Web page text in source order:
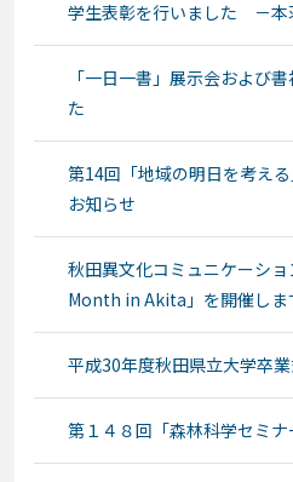
学生表彰を行いました －本
「一日一書」展示会および
た
第14回「地域の明日を考え
お知らせ
秋田異文化コミュニケーシ
Month in Akita」を開催しま
平成30年度秋田県立大学卒
第１４８回「森林科学セミ